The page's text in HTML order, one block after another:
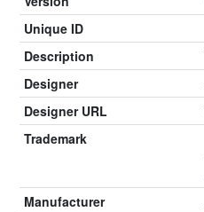
Unique ID
Description
Designer
Designer URL
Trademark
Manufacturer